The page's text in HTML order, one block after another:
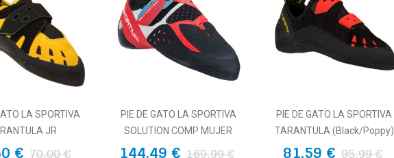
LA SPORTIVA
JR
€ 70,00 €
PIE DE GATO LA SPORTIVA
SOLUTION COMP MUJER
144,49 € 169,99 €
PIE DE GATO LA SPORTIVA
TARANTULA (Black/Poppy)
81,59 € 95,99 €